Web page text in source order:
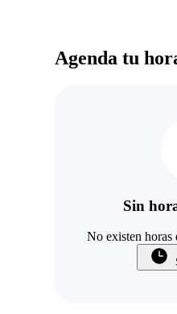
Agenda tu
Sin
No existen horas